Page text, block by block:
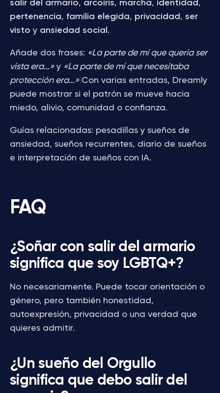
salir del armario, arcoíris, marcha, identidad ,
pertenencia, familia elegida, privacidad , ser
visto y ansiedad social .
Añade dos frases: «La parte de mí que quería ser
vista era…»y «La parte de mí que necesitaba
protección era…»Con varias entradas, Dreamly
puede mostrar si el patrón se mueve hacia
miedo, alivio, comunidad o confianza.
Guías relacionadas: pesadillas y sueños de
ansiedad, sueños recurrentes, diario de sueños
e interpretación de sueños con IA.
FAQ
¿Soñar con salir del armario
significa que soy LGBTQ+?
No necesariamente. Puede tocar orientación o
género, pero también honestidad,
autoexpresión, privacidad o una verdad que
quieres admitir.
¿Un sueño del Orgullo
significa que debo salir del